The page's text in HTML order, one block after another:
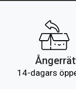
14-dagars